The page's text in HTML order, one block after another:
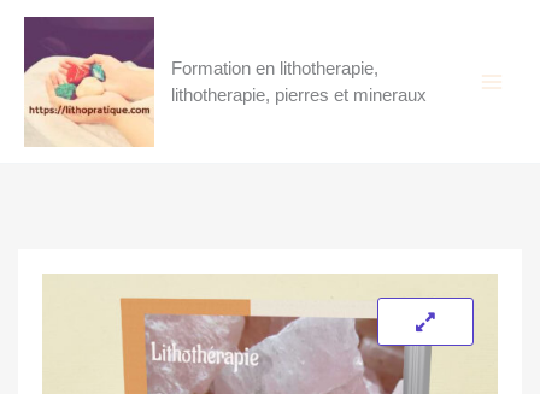
contenu
Formation en lithotherapie,
lithotherapie, pierres et mineraux